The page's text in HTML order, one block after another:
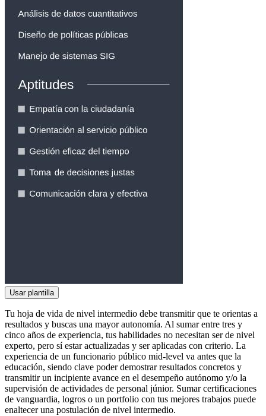
Usar plantilla
Tu hoja de vida de nivel intermedio debe transmitir que te orientas a
resultados y buscas una mayor autonomía. Al sumar entre tres y
cinco años de experiencia, tus habilidades no necesitan ser de nivel
experto, pero sí estar actualizadas y ser aplicadas con criterio. La
experiencia de un funcionario público mid-level va antes que la
educación, siendo clave poder demostrar resultados concretos y
transmitir un incipiente avance en el desempeño autónomo y/o la
supervisión de actividades de personal júnior. Sumar certificaciones
de vanguardia, logros o un portfolio con tus mejores trabajos puede
enaltecer una postulación de nivel intermedio.